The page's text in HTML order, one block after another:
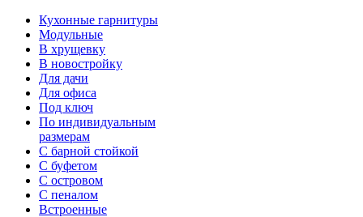
Кухонные гарнитуры
Модульные
В хрущевку
В новостройку
Для дачи
Для офиса
Под ключ
По индивидуальным
размерам
С барной стойкой
С буфетом
С островом
С пеналом
Встроенные